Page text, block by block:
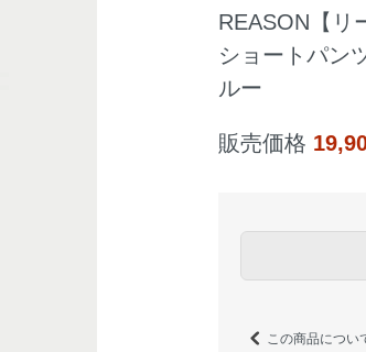
REASON【リ
ショートパン
ルー
販売価格
この商品につい